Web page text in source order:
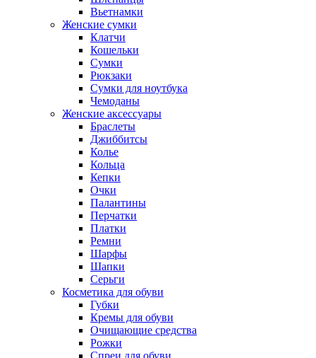
Вьетнамки
Женские сумки
Клатчи
Кошельки
Сумки
Рюкзаки
Сумки для ноутбука
Чемоданы
Женские аксессуары
Браслеты
Джиббитсы
Колье
Кольца
Кепки
Очки
Палантины
Перчатки
Платки
Ремни
Шарфы
Шапки
Серьги
Косметика для обуви
Губки
Кремы для обуви
Очищающие средства
Рожки